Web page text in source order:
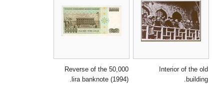
Interior of the old
building.
Reverse of the 50,000
lira banknote (1994).